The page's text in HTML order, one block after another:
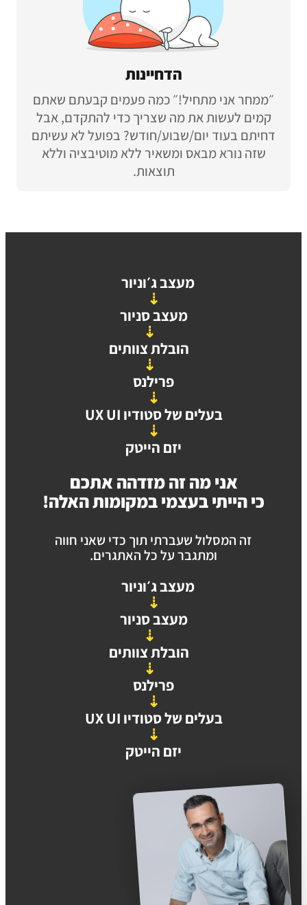
הדחיינות
״ממחר אני מתחיל!״ כמה פעמים קבעתם שאתם
קמים לעשות את מה שצריך כדי להתקדם, אבל
דחיתם בעוד יום/שבוע/חודש? בפועל לא עשיתם
שזה נורא מבאס ומשאיר ללא מוטיבציה וללא
תוצאות.
מעצב ג׳וניור
⇣
מעצב סניור
⇣
הובלת צוותים
⇣
פרילנס
⇣
בעלים של סטודיו UX UI
⇣
יזם הייטק
אני מה זה מזדהה אתכם
כי הייתי בעצמי במקומות האלה!​
זה המסלול שעברתי תוך כדי שאני חווה
ומתגבר על כל האתגרים.
מעצב ג׳וניור
⇣
מעצב סניור
⇣
הובלת צוותים
⇣
פרילנס
⇣
בעלים של סטודיו UX UI
⇣
יזם הייטק